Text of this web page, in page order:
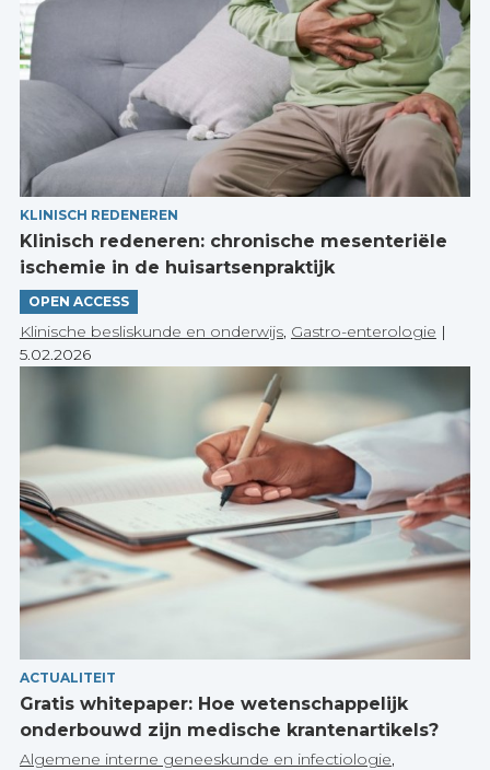
KLINISCH REDENEREN
Klinisch redeneren: chronische mesenteriële
ischemie in de huisartsenpraktijk
OPEN ACCESS
Klinische besliskunde en onderwijs, Gastro-enterologie |
5.02.2026
ACTUALITEIT
Gratis whitepaper: Hoe wetenschappelijk
onderbouwd zijn medische krantenartikels?
Algemene interne geneeskunde en infectiologie